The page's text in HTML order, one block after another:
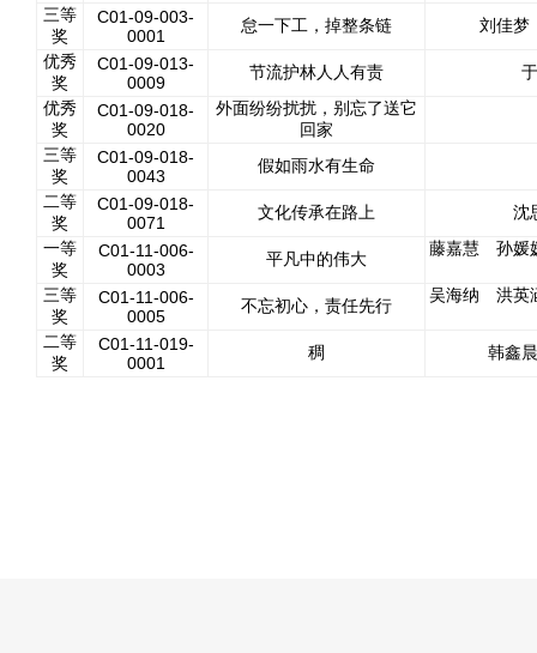
三等
奖
C01-09-003-
0001
怠一下工，掉整条链
刘佳
优秀
奖
C01-09-013-
0009
节流护林人人有责
优秀
奖
C01-09-018-
0020
外面纷纷扰扰，别忘了送它
回家
三等
奖
C01-09-018-
0043
假如雨水有生命
二等
奖
C01-09-018-
0071
文化传承在路上
沈
一等
奖
C01-11-006-
0003
平凡中的伟大
藤嘉慧 孙
三等
奖
C01-11-006-
0005
不忘初心，责任先行
吴海纳 洪
二等
奖
C01-11-019-
0001
稠 韩鑫